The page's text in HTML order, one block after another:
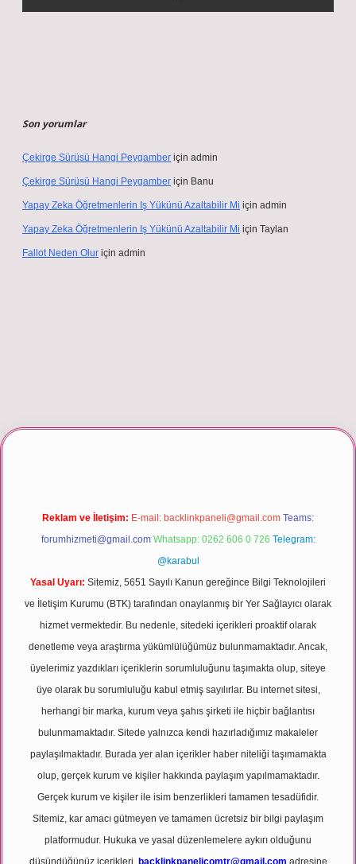
Son yorumlar
Çekirge Sürüsü Hangi Peygamber için admin
Çekirge Sürüsü Hangi Peygamber için Banu
Yapay Zeka Öğretmenlerin Iş Yükünü Azaltabilir Mi için admin
Yapay Zeka Öğretmenlerin Iş Yükünü Azaltabilir Mi için Taylan
Fallot Neden Olur için admin
giriş
Reklam ve İletişim: E-mail: backlinkpaneli@gmail.com Teams:
forumhizmeti@gmail.com Whatsapp: 0262 606 0 726 Telegram:
@karabul
Yasal Uyarı: Sitemiz, 5651 Sayılı Kanun gereğince Bilgi Teknolojileri
ve İletişim Kurumu (BTK) tarafından onaylanmış bir Yer Sağlayıcı olarak
hizmet vermektedir. Bu nedenle, sitedeki içerikleri proaktif olarak
denetleme veya araştırma yükümlülüğümüz bulunmamaktadır. Ancak,
üyelerimiz yazdıkları içeriklerin sorumluluğunu taşımakta olup, siteye
üye olarak bu sorumluluğu kabul etmiş sayılırlar. Bu internet sitesi,
herhangi bir marka, kurum veya şahıs şirketi ile hiçbir bağlantısı
bulunmamaktadır. Sitede yalnızca kendi hazırladığımız makaleler
paylaşılmaktadır. Burada yer alan içerikler haber niteliği taşımamakta
olup, gerçek kurum ve kişiler hakkında paylaşım yapılmamaktadır.
Gerçek kurum ve kişiler ile isim benzerlikleri tamamen tesadüfidir.
Sitemiz, kar amacı gütmeyen ve tamamen ücretsiz bir bilgi paylaşım
platformudur. Hukuka ve yasal düzenlemelere aykırı olduğunu
düşündüğünüz içerikleri,
backlinkpanelicomtr@gmail.com adresine